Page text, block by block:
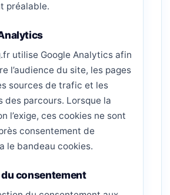
préalable.
utilise Google Analytics afin
l’audience du site, les pages
sources de trafic et les
des parcours. Lorsque la
l’exige, ces cookies ne sont
consentement de
le bandeau cookies.
consentement